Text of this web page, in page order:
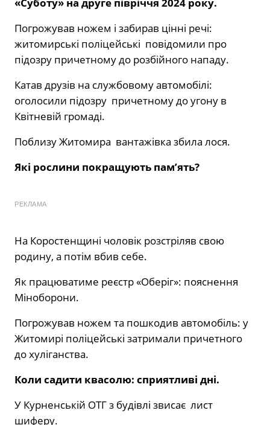
Погрожував ножем і забирав цінні речі:
житомирські поліцейські повідомили про
підозру причетному до розбійного нападу.
Катав друзів на службовому автомобілі:
оголосили підозру причетному до угону в
Квітневій громаді.
Поблизу Житомира вантажівка збила лося.
Які рослини покращують пам’ять?
РЕКЛАМА
На Коростенщині чоловік розстріляв свою
родину, а потім вбив себе.
Як працюватиме реєстр «Оберіг»: пояснення
Міноборони.
Погрожував ножем та пошкодив автомобіль: у
Житомирі поліцейські затримали причетного
до хуліганства.
Коли садити квасолю: сприятливі дні.
У Курненській ОТГ з будівлі звисає лист
шиферу.